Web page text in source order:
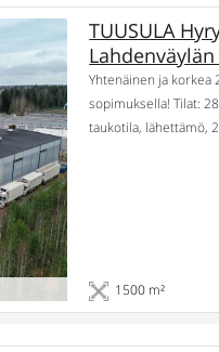
TUUSULA
Yhtenäinen ja korkea
sopimuksella! Tilat:
taukotila, lähettämö,
1500 m²